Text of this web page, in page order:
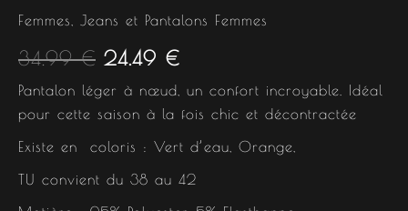
Femmes Jeans et Pantalons Femmes
34.99€ 24.49 €
Pantalon léger à nœud, un confort incroyable. Idéal
pour cette saison à la fois chic et décontractée
Existe en coloris : Vert d’eau, Orange,
TU convient du 38 au 42